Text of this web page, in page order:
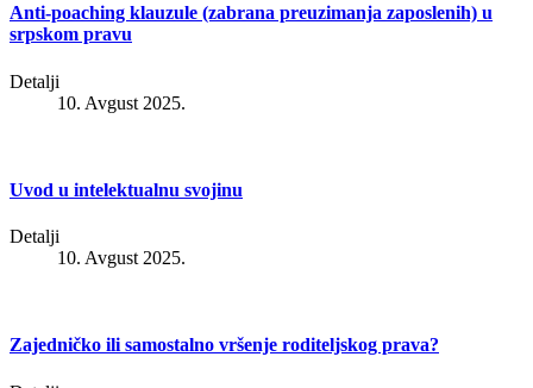
Anti-poaching klauzule (zabrana preuzimanja zaposlenih) u
srpskom pravu
Detalji
10. Avgust 2025.
Uvod u intelektualnu svojinu
Detalji
10. Avgust 2025.
Zajedničko ili samostalno vršenje roditeljskog prava?